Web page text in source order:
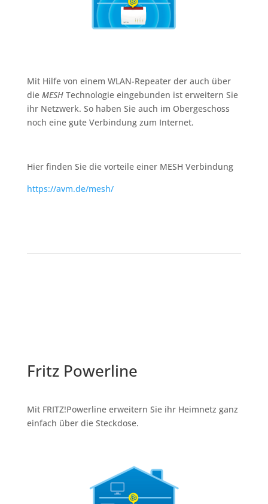
Mit Hilfe von einem WLAN-Repeater der auch über
die MESHTechnologie eingebunden ist erweitern Sie
ihr Netzwerk. So haben Sie auch im Obergeschoss
noch eine gute Verbindung zum Internet.
Hier finden Sie die vorteile einer MESH Verbindung
https://avm.de/mesh/
Fritz Powerline
Mit FRITZ!Powerline erweitern Sie ihr Heimnetz ganz
einfach über die Steckdose.